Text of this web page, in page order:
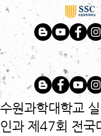
수원과학대학교
인과 제47회 전국